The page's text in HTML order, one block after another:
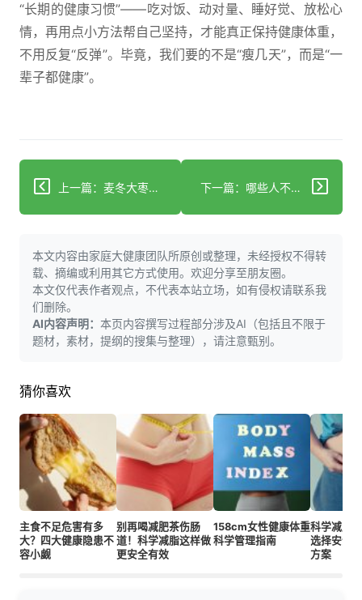
“长期的健康习惯”——吃对饭、动对量、睡好觉、放松心
情，再用点小方法帮自己坚持，才能真正保持健康体重，
不用反复“反弹”。毕竟，我们要的不是“瘦几天”，而是“一
辈子都健康”。
上一篇：麦冬大枣汤能减肥？中医食疗与现代营养的协同解析 下一篇：哪些人不适合喝浓汤？4类人群需注意，避开健康风险
本文内容由家庭大健康团队所原创或整理，未经授权不得转
载、摘编或利用其它方式使用。欢迎分享至朋友圈。
本文仅代表作者观点，不代表本站立场，如有侵权请联系我
们删除。
AI内容声明： 本页内容撰写过程部分涉及AI（包括且不限于
题材，素材，提纲的搜集与整理），请注意甄别。
猜你喜欢
主食不足危害有多
大？四大健康隐患不
容小觑
别再喝减肥茶伤肠
道！科学减脂这样做
更安全有效
158cm女性健康体重
科学管理指南
科学减肥
选择安全
方案